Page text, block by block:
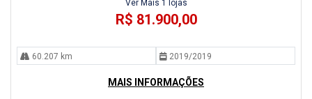
Ver Mais 1 lojas
R$ 81.900,00
60.207 km 2019/2019
MAIS INFORMAÇÕES